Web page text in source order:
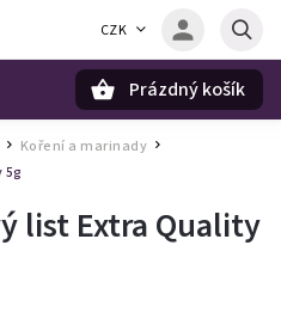
CZK
Prázdný košík
Koření a marinady /
5g
list Extra Quality